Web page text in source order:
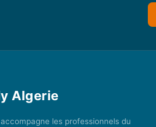
Algerie
les professionnels du